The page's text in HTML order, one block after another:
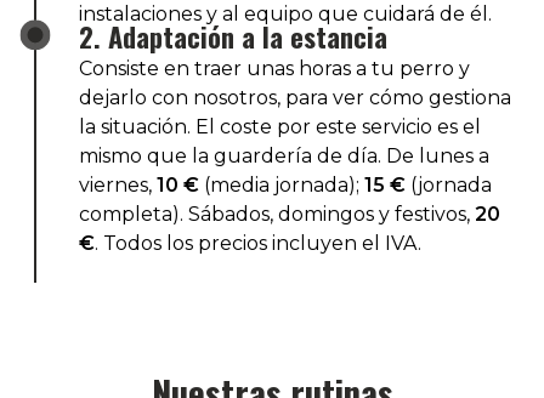
instalaciones y al equipo que cuidará de él.
2. Adaptación a la estancia
Consiste en traer unas horas a tu perro y
dejarlo con nosotros, para ver cómo gestiona
la situación. El coste por este servicio es el
mismo que la guardería de día. De lunes a
viernes,10 € (media jornada);15 € (jornada
completa). Sábados, domingos y festivos,20
€. Todos los precios incluyen el IVA.